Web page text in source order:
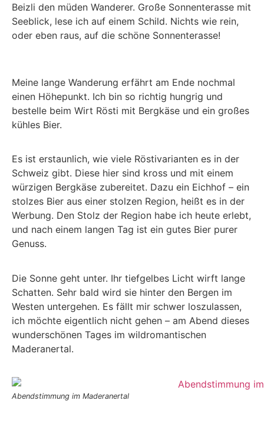
Beizli den müden Wanderer. Große Sonnenterasse mit
Seeblick, lese ich auf einem Schild. Nichts wie rein,
oder eben raus, auf die schöne Sonnenterasse!
Meine lange Wanderung erfährt am Ende nochmal
einen Höhepunkt. Ich bin so richtig hungrig und
bestelle beim Wirt Rösti mit Bergkäse und ein großes
kühles Bier.
Es ist erstaunlich, wie viele Röstivarianten es in der
Schweiz gibt. Diese hier sind kross und mit einem
würzigen Bergkäse zubereitet. Dazu ein Eichhof – ein
stolzes Bier aus einer stolzen Region, heißt es in der
Werbung. Den Stolz der Region habe ich heute erlebt,
und nach einem langen Tag ist ein gutes Bier purer
Genuss.
Die Sonne geht unter. Ihr tiefgelbes Licht wirft lange
Schatten. Sehr bald wird sie hinter den Bergen im
Westen untergehen. Es fällt mir schwer loszulassen,
ich möchte eigentlich nicht gehen – am Abend dieses
wunderschönen Tages im wildromantischen
Maderanertal.
Abendstimmung im Maderanertal